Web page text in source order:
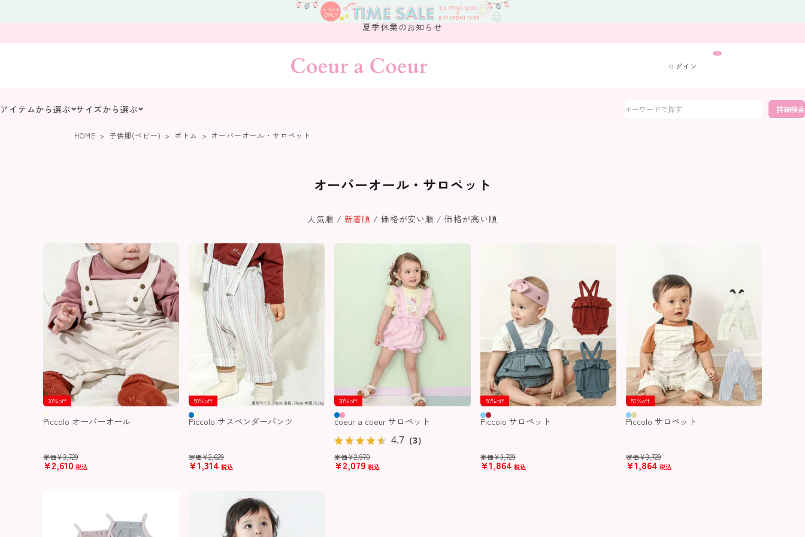
夏季休業のお知らせ
0
アイテムから選ぶ サイズから選ぶ 詳細検索
HOME 子供服(ベビー) ボトム オーバーオール・サロペット
オーバーオール・サロペット
人気順 新着順 価格が安い順 価格が高い順
30％off
Piccolo オーバーオール
定価¥3,729
¥2,610 税込
50％off
Piccolo サスペンダーパンツ
定価¥2,629
¥1,314 税込
30％off
coeur a coeur サロペット
定価¥2,970
¥2,079 税込
4.7 （3）
50％off
Piccolo サロペット
定価¥3,729
¥1,864 税込
50％off
Piccolo サロペット
定価¥3,729
¥1,864 税込